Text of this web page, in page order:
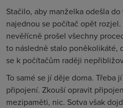
Stačilo, aby manželka odešla
najednou se počítač opět
nevěřícně prošel všechny
to následně stalo poněkolikáté,
se k počítačům raději
To samé se jí děje doma. Třeba
připojení. Zkouší opravit
mezipaměti, nic. Sotva však